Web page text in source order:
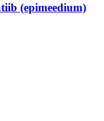
(epimeedium)